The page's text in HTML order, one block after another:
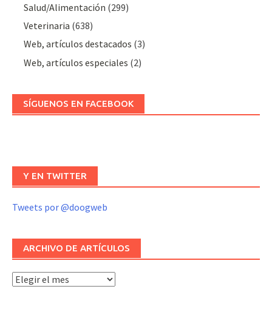
Salud/Alimentación (299)
Veterinaria (638)
Web, artículos destacados (3)
Web, artículos especiales (2)
SÍGUENOS EN FACEBOOK
Y EN TWITTER
Tweets por @doogweb
ARCHIVO DE ARTÍCULOS
Archivo